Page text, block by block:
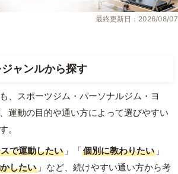
最終更新日：2026/08/07
ャンルから探す
、スポーツジム・パーソナルジム・ヨ
運動の目的や通い方によって選びやすい
。
で運動したい 」「個別に教わりたい 」
したい 」など、続けやすい通い方から考